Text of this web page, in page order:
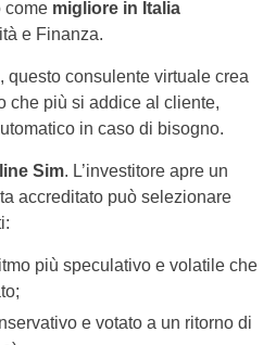
come migliore in Italia
e Finanza.
questo consulente virtuale crea
che più si addice al cliente,
in caso di bisogno.
Sim. L’investitore apre un
accreditato può selezionare
più speculativo e volatile che
e votato a un ritorno di